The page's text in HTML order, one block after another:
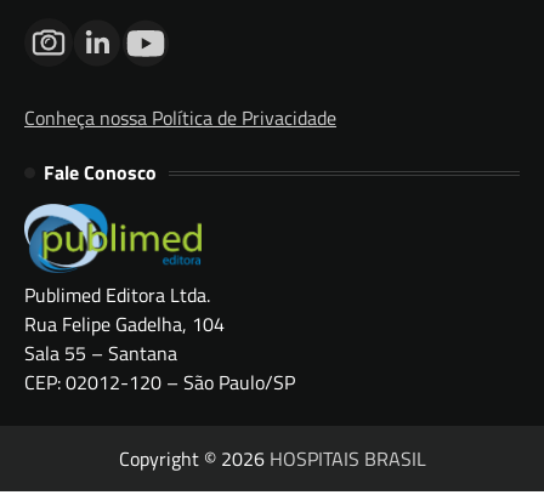
Conheça nossa Política de Privacidade
Fale Conosco
Publimed Editora Ltda.
Rua Felipe Gadelha, 104
Sala 55 – Santana
CEP: 02012-120 – São Paulo/SP
Copyright © 2026 HOSPITAIS BRASIL